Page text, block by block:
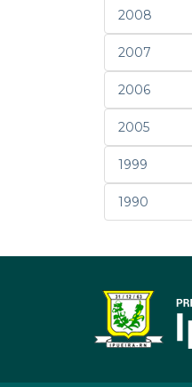
2008
2007
2006
2005
1999
1990